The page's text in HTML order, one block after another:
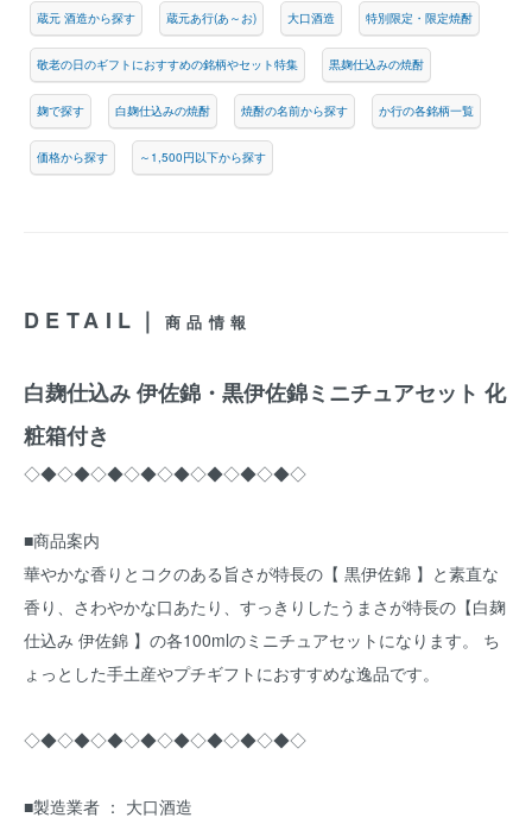
蔵元 酒造から探す 蔵元あ行(あ～お) 大口酒造 特別限定・限定焼酎
敬老の日のギフトにおすすめの銘柄やセット特集 黒麹仕込みの焼酎
麹で探す 白麹仕込みの焼酎 焼酎の名前から探す か行の各銘柄一覧
価格から探す ～1,500円以下から探す
DETAIL｜ 商品情報
白麹仕込み 伊佐錦・黒伊佐錦ミニチュアセット 化
粧箱付き
◇◆◇◆◇◆◇◆◇◆◇◆◇◆◇◆◇
■商品案内
華やかな香りとコクのある旨さが特長の【 黒伊佐錦 】と素直な
香り、さわやかな口あたり、すっきりしたうまさが特長の【白麹
仕込み 伊佐錦 】の各100mlのミニチュアセットになります。 ち
ょっとした手土産やプチギフトにおすすめな逸品です。
◇◆◇◆◇◆◇◆◇◆◇◆◇◆◇◆◇
■製造業者 ： 大口酒造